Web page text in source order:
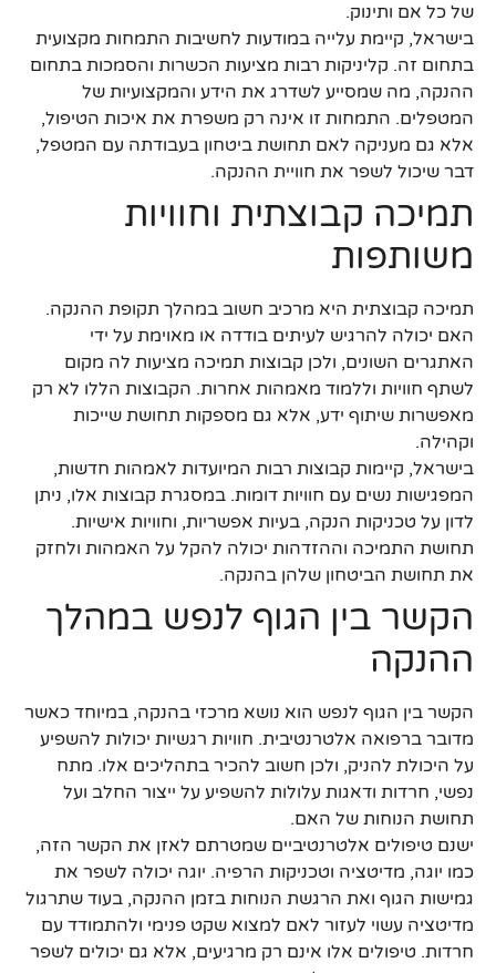
של כל אם ותינוק.
בישראל, קיימת עלייה במודעות לחשיבות התמחות מקצועית
בתחום זה. קליניקות רבות מציעות הכשרות והסמכות בתחום
ההנקה, מה שמסייע לשדרג את הידע והמקצועיות של
המטפלים. התמחות זו אינה רק משפרת את איכות הטיפול,
אלא גם מעניקה לאם תחושת ביטחון בעבודתה עם המטפל,
דבר שיכול לשפר את חוויית ההנקה.
תמיכה קבוצתית וחוויות
משותפות
תמיכה קבוצתית היא מרכיב חשוב במהלך תקופת ההנקה.
האם יכולה להרגיש לעיתים בודדה או מאוימת על ידי
האתגרים השונים, ולכן קבוצות תמיכה מציעות לה מקום
לשתף חוויות וללמוד מאמהות אחרות. הקבוצות הללו לא רק
מאפשרות שיתוף ידע, אלא גם מספקות תחושת שייכות
וקהילה.
בישראל, קיימות קבוצות רבות המיועדות לאמהות חדשות,
המפגישות נשים עם חוויות דומות. במסגרת קבוצות אלו, ניתן
לדון על טכניקות הנקה, בעיות אפשריות, וחוויות אישיות.
תחושת התמיכה וההזדהות יכולה להקל על האמהות ולחזק
את תחושת הביטחון שלהן בהנקה.
הקשר בין הגוף לנפש במהלך
ההנקה
הקשר בין הגוף לנפש הוא נושא מרכזי בהנקה, במיוחד כאשר
מדובר ברפואה אלטרנטיבית. חוויות רגשיות יכולות להשפיע
על היכולת להניק, ולכן חשוב להכיר בתהליכים אלו. מתח
נפשי, חרדות ודאגות עלולות להשפיע על ייצור החלב ועל
תחושת הנוחות של האם.
ישנם טיפולים אלטרנטיביים שמטרתם לאזן את הקשר הזה,
כמו יוגה, מדיטציה וטכניקות הרפיה. יוגה יכולה לשפר את
גמישות הגוף ואת הרגשת הנוחות בזמן ההנקה, בעוד שתרגול
מדיטציה עשוי לעזור לאם למצוא שקט פנימי ולהתמודד עם
חרדות. טיפולים אלו אינם רק מרגיעים, אלא גם יכולים לשפר